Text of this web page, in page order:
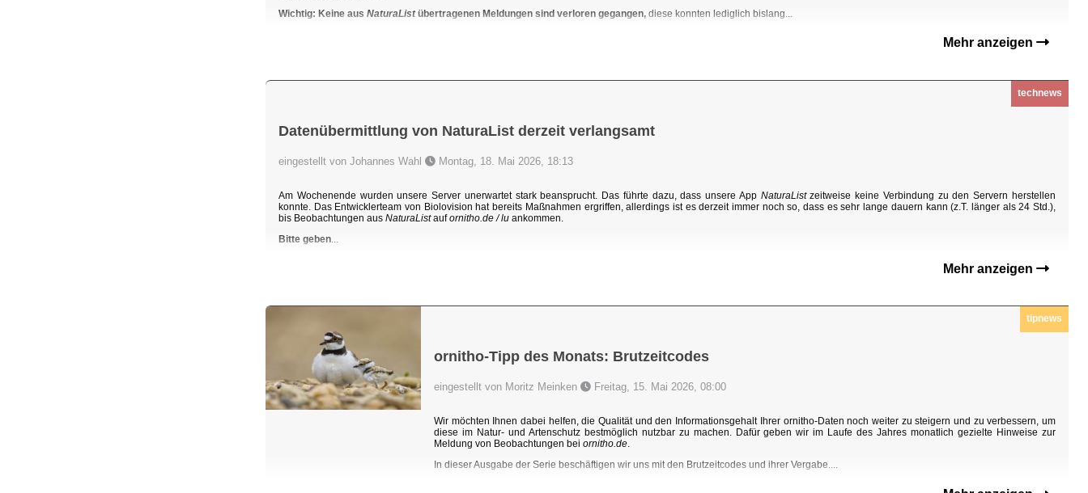
Wichtig: Keine aus NaturaListübertragenen Meldungen sind verloren gegangen, diese konnten lediglich bislang...
Mehr anzeigen
technews
Datenübermittlung von NaturaList derzeit verlangsamt
eingestellt von Johannes Wahl Montag, 18. Mai 2026, 18:13
Am Wochenende wurden unsere Server unerwartet stark beansprucht. Das führte dazu, dass unsere App NaturaListzeitweise keine Verbindung zu den Servern herstellen
konnte. Das Entwicklerteam von Biolovision hat bereits Maßnahmen ergriffen, allerdings ist es derzeit immer noch so, dass es sehr lange dauern kann (z.T. länger als 24 Std.),
bis Beobachtungen aus NaturaListaufornitho.de / lu ankommen.
Bitte geben...
Mehr anzeigen
tipnews
ornitho-Tipp des Monats: Brutzeitcodes
eingestellt von Moritz Meinken Freitag, 15. Mai 2026, 08:00
Wir möchten Ihnen dabei helfen, die Qualität und den Informationsgehalt Ihrer ornitho-Daten noch weiter zu steigern und zu verbessern, um
diese im Natur- und Artenschutz bestmöglich nutzbar zu machen. Dafür geben wir im Laufe des Jahres monatlich gezielte Hinweise zur
Meldung von Beobachtungen bei ornitho.de.
In dieser Ausgabe der Serie beschäftigen wir uns mit den Brutzeitcodes und ihrer Vergabe....